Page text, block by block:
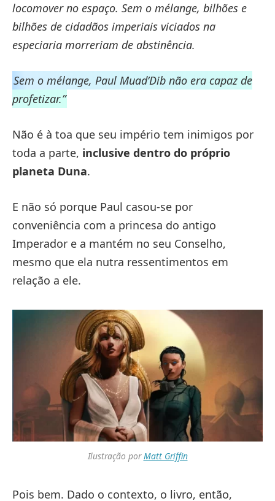
locomover no espaço. Sem o mélange, bilhões e
bilhões de cidadãos imperiais viciados na
especiaria morreriam de abstinência.
Sem o mélange, Paul Muad’Dib não era capaz de
profetizar.”
Não é à toa que seu império tem inimigos por
toda a parte, inclusive dentro do próprio
planeta Duna.
E não só porque Paul casou-se por
conveniência com a princesa do antigo
Imperador e a mantém no seu Conselho,
mesmo que ela nutra ressentimentos em
relação a ele.
Ilustração porMatt Griffin
Pois bem. Dado o contexto, o livro, então,